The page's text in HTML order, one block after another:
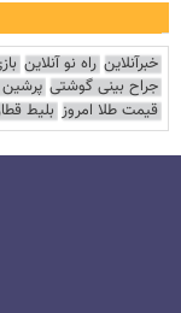
خبرآنلاین راه نو آنلاین
جراح بینی گوشتی
قیمت طلا امروز بلیط